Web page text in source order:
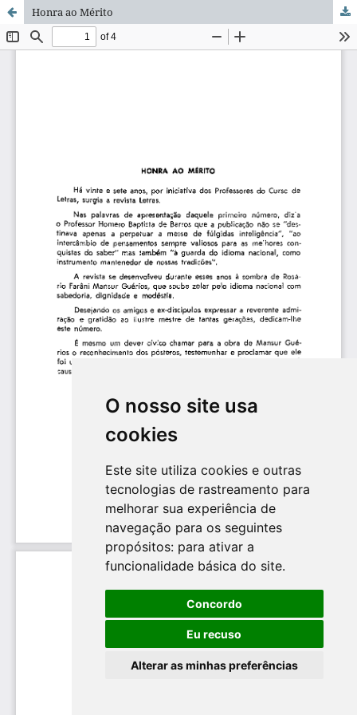
O nosso site usa
cookies
Este site utiliza cookies e outras
tecnologias de rastreamento para
melhorar sua experiência de
navegação para os seguintes
propósitos: para ativar a
funcionalidade básica do site.
Concordo
Eu recuso
Alterar as minhas preferências
Honra ao Mérito